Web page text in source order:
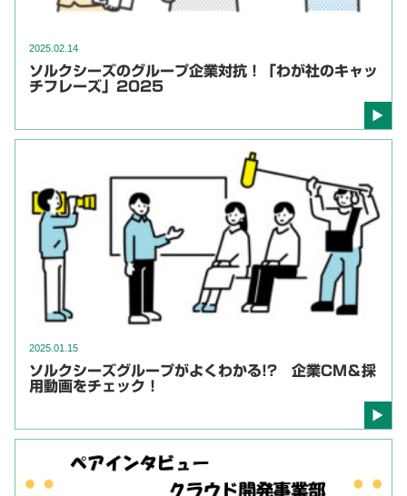
2025.02.14
ソルクシーズのグループ企業対抗！「わが社のキャッ
チフレーズ」2025
2025.01.15
ソルクシーズグループがよくわかる!? 企業CM＆採
用動画をチェック！